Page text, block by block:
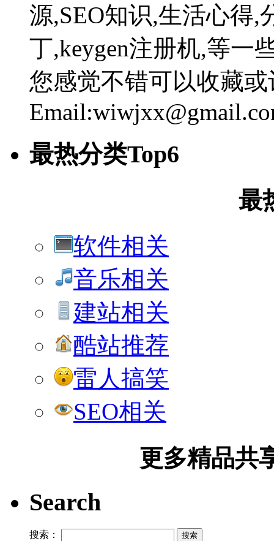
源,SEO知识,生活心得,
丁,keygen注册机,等一
您感觉不错可以收藏
最热分类Top6
最
软件相关
音乐相关
建站相关
酷站推荐
雷人搞笑
SEO相关
更多精品共
Search
搜索：